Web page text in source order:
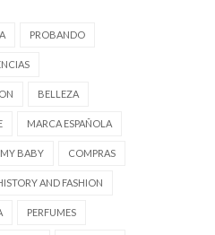
PROBANDO
BELLEZA
MARCA ESPAÑOLA
MY BABY COMPRAS
AND FASHION
PERFUMES